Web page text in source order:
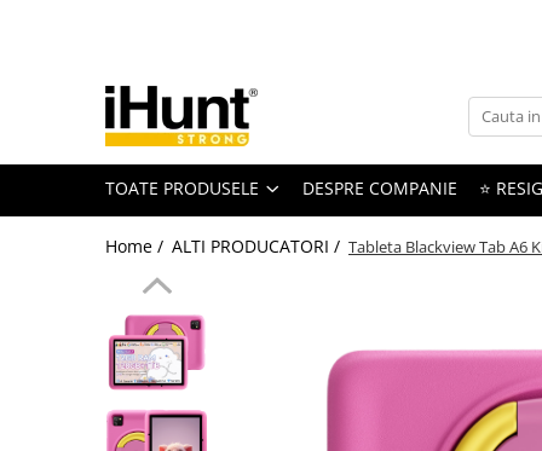
TELEFOANE & TABLETE IHUNT
Telefoane iHunt
Smartphone
Casti Audio
Accesorii telefoane
Huse protectie
Smartwatch
TOATE PRODUSELE DESPRE COMPANIE ⭐
Home / ALTI PRODUCATORI / Tableta Blackview Tab A6